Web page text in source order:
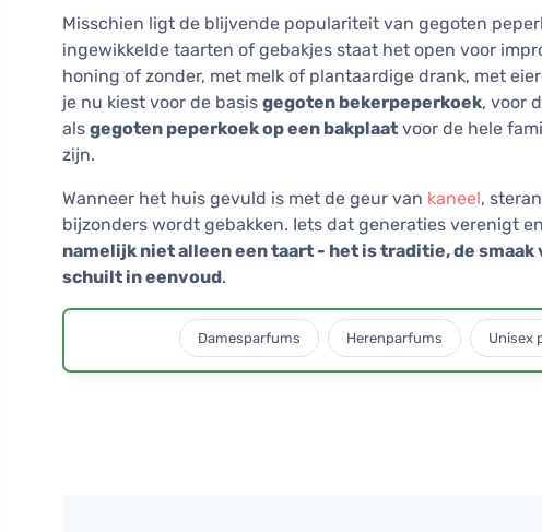
Misschien ligt de blijvende populariteit van gegoten
ingewikkelde taarten of gebakjes staat het open voor
honing of zonder, met melk of plantaardige drank, met
je nu kiest voor de basis gegoten bekerpeperkoek, voor
als gegoten peperkoek op een bakplaat voor de hele
zijn.
Wanneer het huis gevuld is met de geur van kaneel,
bijzonders wordt gebakken. Iets dat generaties verenigt
namelijk niet alleen een taart - het is traditie, de
schuilt in eenvoud.
Damesparfums Herenparfums Unisex